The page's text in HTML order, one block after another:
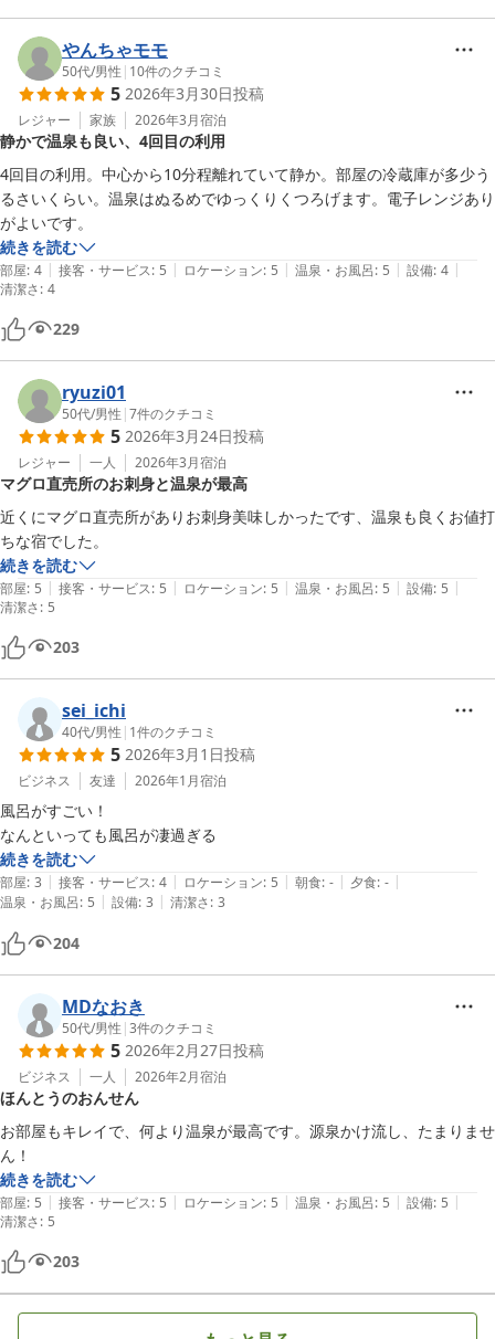
やんちゃモモ
50代/男性 | 10件のクチコミ
5 2026年3月30日投稿
レジャー 家族 2026年3月宿泊
静かで温泉も良い、4回目の利用
4回目の利用。中心から10分程離れていて静か。部屋の冷蔵庫が多少う
るさいくらい。温泉はぬるめでゆっくりくつろげます。電子レンジあり
がよいです。
続きを読む
部屋: 4 | 接客・サービス: 5 | ロケーション: 5 | 温泉・お風呂: 5 | 設備: 4 |
清潔さ: 4
229
ryuzi01
50代/男性 |7件のクチコミ
5 2026年3月24日投稿
レジャー 一人 2026年3月宿泊
マグロ直売所のお刺身と温泉が最高
近くにマグロ直売所がありお刺身美味しかったです、温泉も良くお値打
ちな宿でした。
続きを読む
部屋: 5 | 接客・サービス: 5 | ロケーション: 5 | 温泉・お風呂: 5 | 設備: 5 |
清潔さ: 5
203
sei_ichi
40代/男性 | 1件のクチコミ
5 2026年3月1日投稿
ビジネス 友達 2026年1月宿泊
風呂がすごい！
続きを読む
部屋: 3 | 接客・サービス: 4 | ロケーション: 5 | 朝食: - | 夕食: - |
温泉・お風呂: 5 | 設備: 3 | 清潔さ: 3
204
МDなおき
50代/男性 |3件のクチコミ
5 2026年2月27日投稿
ビジネス 一人 2026年2月宿泊
ほんとうのおんせん
お部屋もキレイで、何より温泉が最高です。源泉かけ流し、たまりませ
ん！
続きを読む
部屋: 5 | 接客・サービス: 5 | ロケーション: 5 | 温泉・お風呂: 5 | 設備: 5 |
清潔さ: 5
203